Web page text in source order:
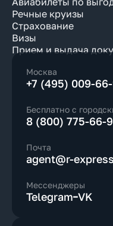
Речные круизы
Страхование
Визы
Прием и выдача
Москва
+7 (495) 009-
Бесплатно с
8 (800) 775-66-
Почта
agent@r-
Мессенджеры
Telegram VK